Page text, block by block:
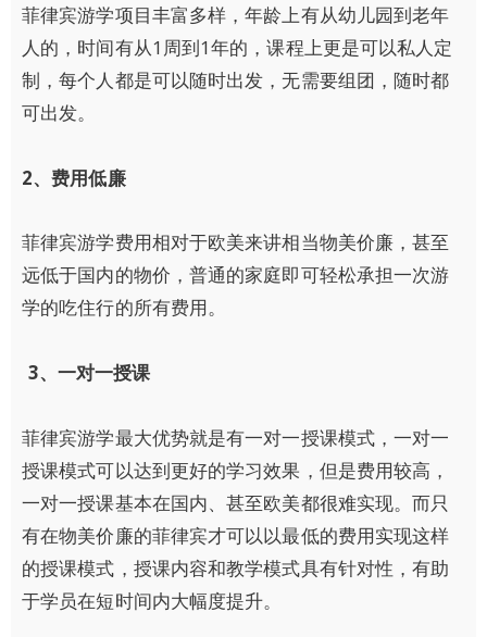
菲律宾游学项目丰富多样，年龄上有从幼儿园到老年
人的，时间有从1周到1年的，课程上更是可以私人定
制，每个人都是可以随时出发，无需要组团，随时都
可出发。
2、费用低廉
菲律宾游学费用相对于欧美来讲相当物美价廉，甚至
远低于国内的物价，普通的家庭即可轻松承担一次游
学的吃住行的所有费用。
3、一对一授课
菲律宾游学最大优势就是有一对一授课模式，一对一
授课模式可以达到更好的学习效果，但是费用较高，
一对一授课基本在国内、甚至欧美都很难实现。而只
有在物美价廉的菲律宾才可以以最低的费用实现这样
的授课模式，授课内容和教学模式具有针对性，有助
于学员在短时间内大幅度提升。